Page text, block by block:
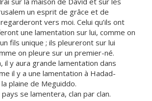
un esprit de grâce et de
vers moi. Celui qu’ils ont
une lamentation sur lui, comme on
fils unique ; ils pleureront sur lui
on pleure sur un premier-né.
il y aura grande lamentation dans
il y a une lamentation à Hadad-
plaine de Meguiddo.
se lamentera, clan par clan.